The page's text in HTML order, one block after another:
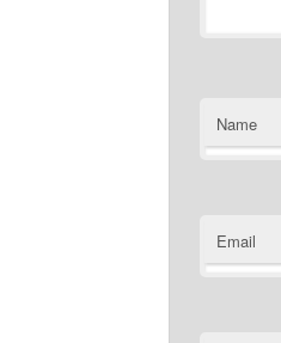
Name
Email